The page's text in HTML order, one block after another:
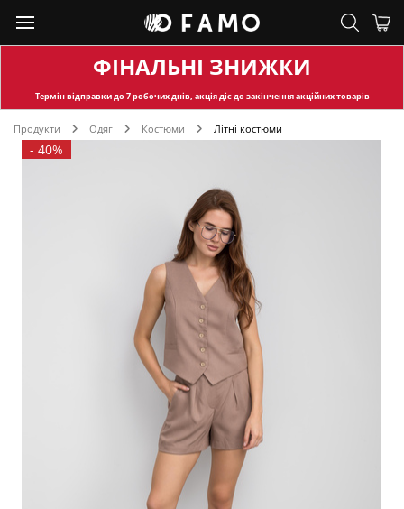
ФІНАЛЬНІ ЗНИЖКИ
Термін відправкидо 7 робочих днів, акція діє до закінчення акційних товарів
Продукти Одяг Костюми Літні костюми
- 40%